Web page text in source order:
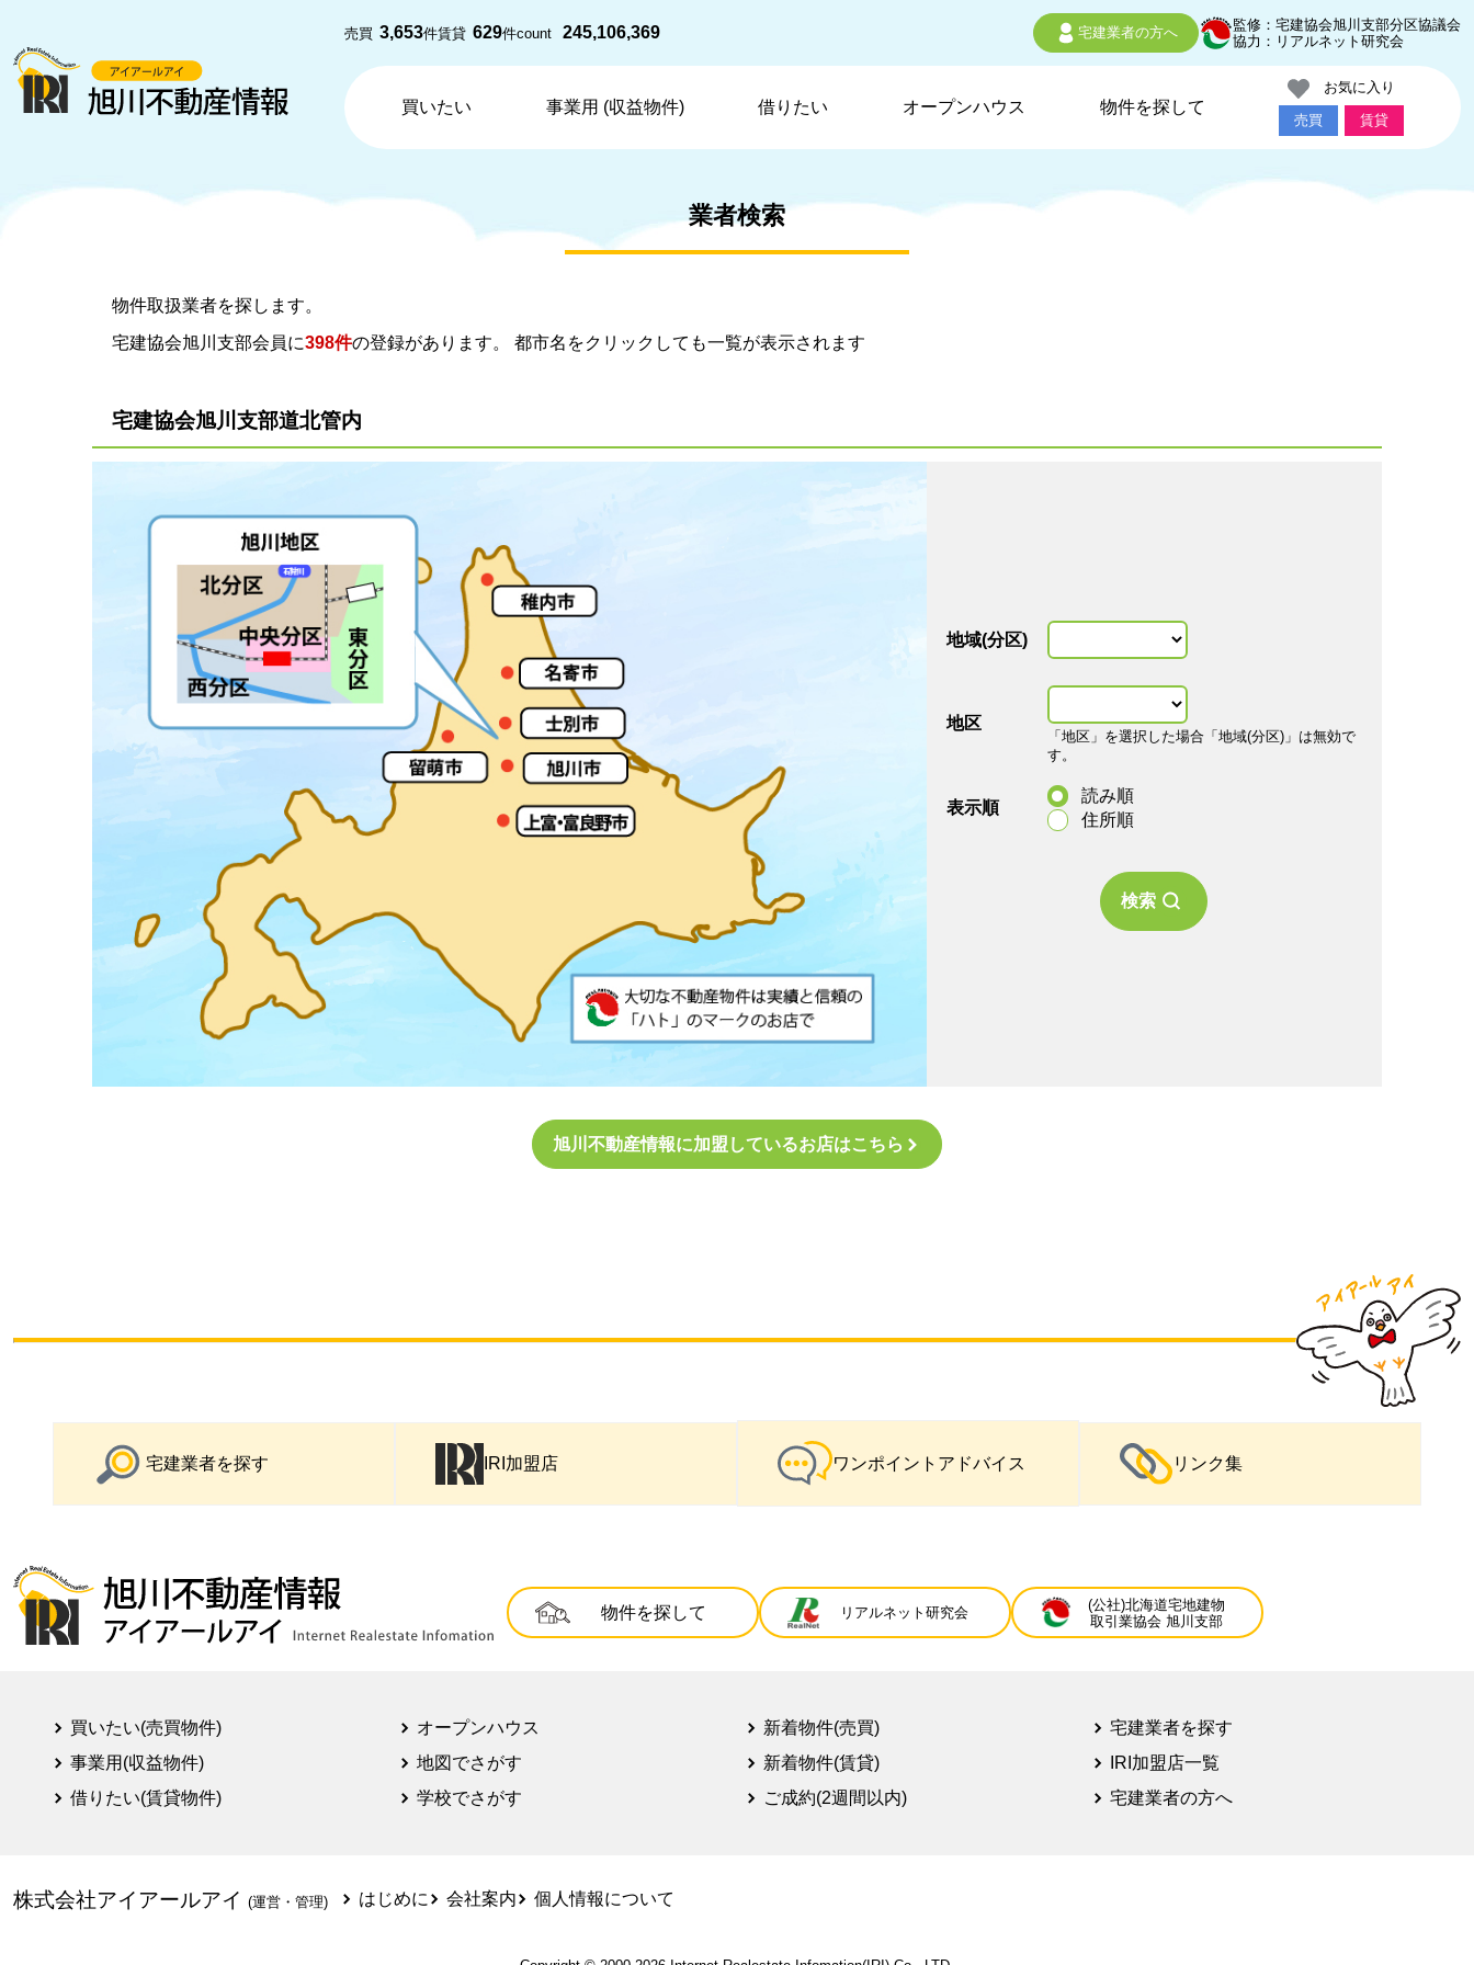
売買 3,653件賃貸 629件count 245,106,369 宅建業者の方へ
監修：宅建協会旭川支部分区協議会
協力：リアルネット研究会
買いたい 事業用 (収益物件) 借りたい オープンハウス 物件を探して
お気に入り
売買
賃貸
業者検索
物件取扱業者を探します。
宅建協会旭川支部会員に398件の登録があります。 都市名をクリックしても一覧が表示されます
宅建協会旭川支部道北管内
地域(分区)
地区
「地区」を選択した場合「地域(分区)」は無効で
す。
表示順
読み順
住所順
検索
旭川不動産情報に加盟しているお店はこちら
宅建業者を探す IRI加盟店 ワンポイントアドバイス リンク集
物件を探して リアルネット研究会
(公社)北海道宅地建物
取引業協会 旭川支部
買いたい(売買物件)
事業用(収益物件)
借りたい(賃貸物件)
オープンハウス
地図でさがす
学校でさがす
新着物件(売買)
新着物件(賃貸)
ご成約(2週間以内)
宅建業者を探す
IRI加盟店一覧
宅建業者の方へ
株式会社アイアールアイ (運営・管理) はじめに 会社案内 個人情報について